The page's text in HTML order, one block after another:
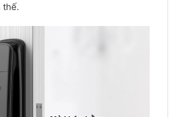
thế.